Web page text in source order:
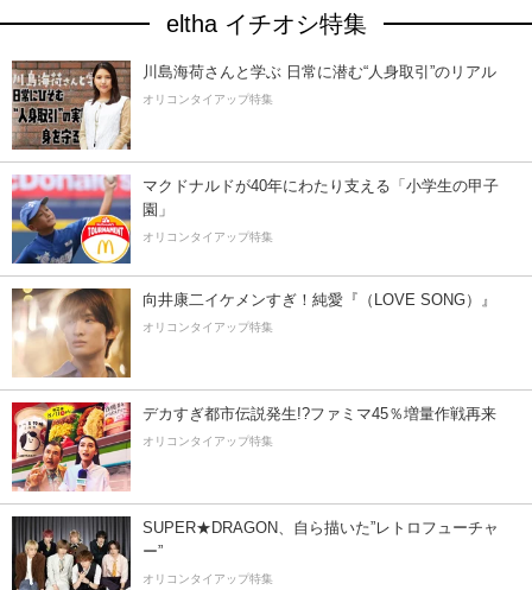
eltha イチオシ特集
川島海荷さんと学ぶ 日常に潜む“人身取引”のリアル
オリコンタイアップ特集
マクドナルドが40年にわたり支える「小学生の甲子
園」
オリコンタイアップ特集
向井康二イケメンすぎ！純愛『（LOVE SONG）』
オリコンタイアップ特集
デカすぎ都市伝説発生!?ファミマ45％増量作戦再来
オリコンタイアップ特集
SUPER★DRAGON、自ら描いた”レトロフューチャ
ー”
オリコンタイアップ特集